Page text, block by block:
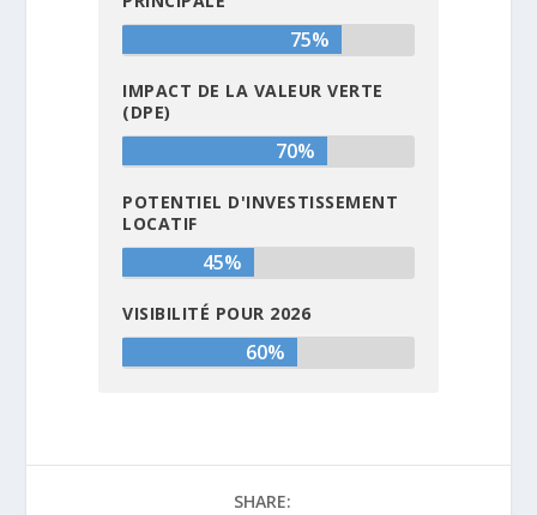
75%
IMPACT DE LA VALEUR VERTE
(DPE)
70%
POTENTIEL D'INVESTISSEMENT
LOCATIF
45%
VISIBILITÉ POUR 2026
60%
SHARE: